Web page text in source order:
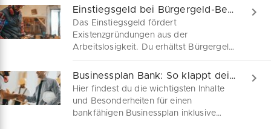
Energiekrise für unterschiedliche
Zielgruppen und Branchen, erklären
Besonderheiten der Energie-Zuschüsse
in den Bundesländern inklusive Tipps für
deinen Antrag.
Einstiegsgeld bei Bürgergeld-Bezug: Infos zum Antrag
Das Einstiegsgeld fördert
Existenzgründungen aus der
Arbeitslosigkeit. Du erhältst Bürgergeld
und willst dich selbständig machen?
Hier findest du alle Informationen zum
Einstiegsgeld bei Bürgergeld-Bezug
sowie weitere Fördermittel der
Jobcenter für den Start deiner
Unternehmung.
Businessplan Bank: So klappt deine Finanzierung
Hier findest du die wichtigsten Inhalte
und Besonderheiten für einen
bankfähigen Businessplan inklusive